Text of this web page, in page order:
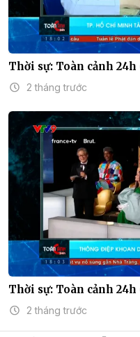
Thời sự: Toàn cảnh 24h
2 tháng trước
Thời sự: Toàn cảnh 24h
2 tháng trước